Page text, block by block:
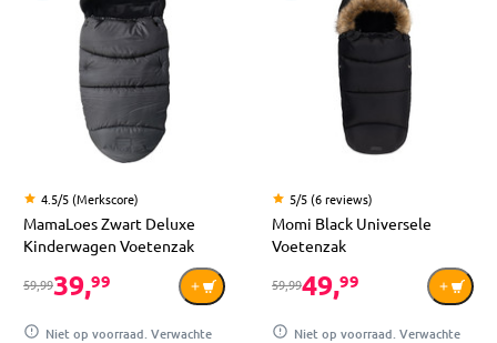
4.5/5 (Merkscore)
MamaLoes Zwart Deluxe
Kinderwagen Voetenzak
59,9939,99
Niet op voorraad. Verwachte
5/5 (6 reviews)
Momi Black Universele
Voetenzak
59,9949,99
Niet op voorraad. Verwachte